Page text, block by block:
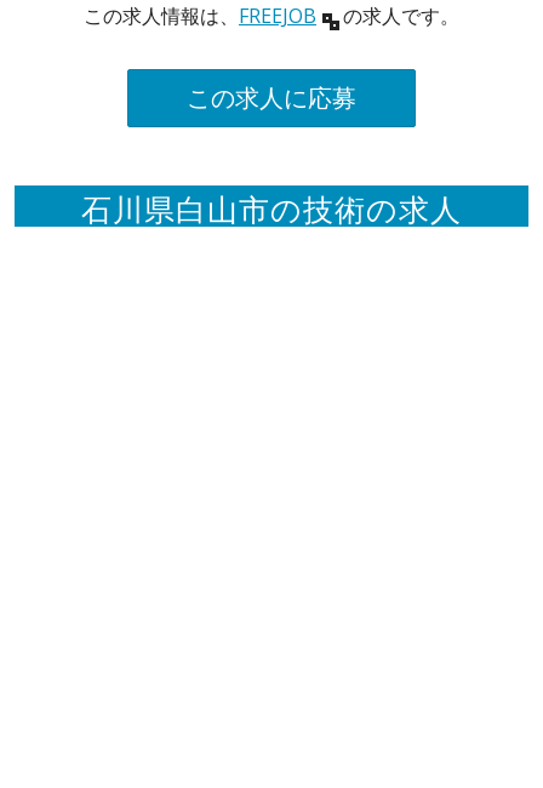
この求人情報は、 FREEJOB の求人です。
この求人に応募
石川県白山市の技術の求人